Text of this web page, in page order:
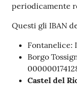
periodicamente
Questi gli IBAN
Fontanelice:
Borgo
Castel del